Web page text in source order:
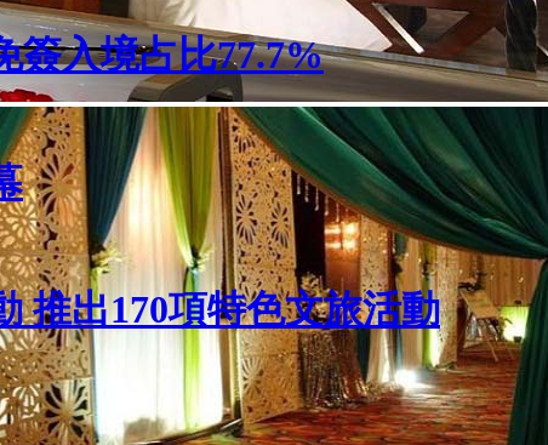
簽入境占比77.7%
推出170項特色文旅活動